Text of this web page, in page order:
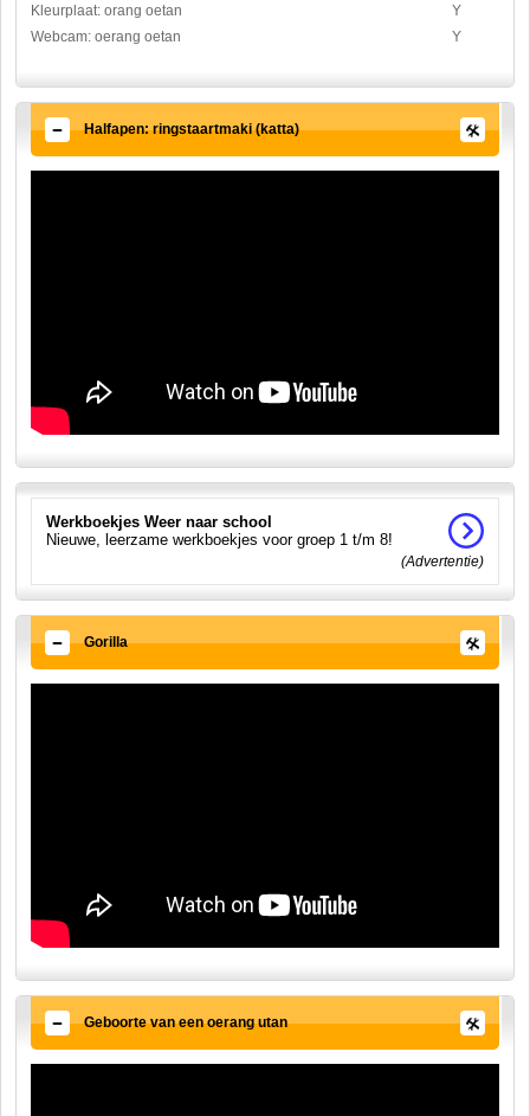
Kleurplaat: orang oetan
Y
Webcam: oerang oetan
Y
Halfapen: ringstaartmaki (katta)
Werkboekjes Weer naar school
Nieuwe, leerzame werkboekjes voor groep 1 t/m 8!
(Advertentie)
Gorilla
Geboorte van een oerang utan